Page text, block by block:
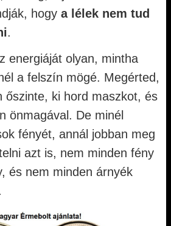
hogy a lélek nem tud
.
energiáját olyan, mintha
a felszín mögé. Megérted,
őszinte, ki hord maszkot, és
önmagával. De minél
fényét, annál jobban meg
azt is, nem minden fény
és nem minden árnyék